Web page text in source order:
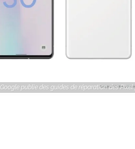
Google publie des guides de réparation des Pixel